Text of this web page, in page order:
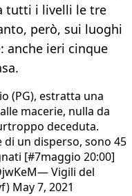
tutti i livelli le tre
però, sui luoghi
anche ieri cinque
(PG), estratta una
macerie, nulla da
deceduta.
un disperso, sono 45
[#7maggio 20:00]
Vigili del
May 7, 2021